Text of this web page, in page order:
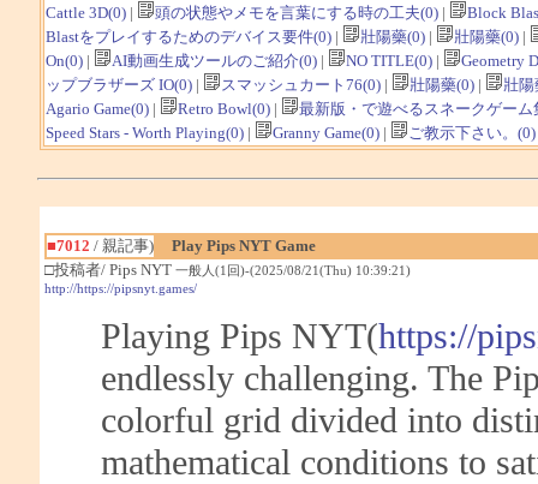
Cattle 3D(0)| 頭の状態やメモを言葉にする時の工夫(0)|
Block
Blastをプレイするためのデバイス要件(0)| 壯陽藥(0)| 壯陽藥(0)|
On(0)| AI動画生成ツールのご紹介(0)| NO TITLE(0)|
Geometry
ップブラザーズ IO(0)| スマッシュカート76(0)| 壯陽藥(0)|
壯陽
Agario Game(0)| Retro Bowl(0)|
最新版・で遊べるスネークゲーム
Speed Stars - Worth Playing(0)| Granny Game(0)| ご教示下さい。(0)
■7012 / 親記事)
Play Pips NYT Game
□投稿者/ Pips NYT 一般人(1回)-(2025/08/21(Thu) 10:39:21)
http://https://pipsnyt.games/
Playing Pips NYT(https://
endlessly challenging. The
colorful grid divided into
mathematical conditions to